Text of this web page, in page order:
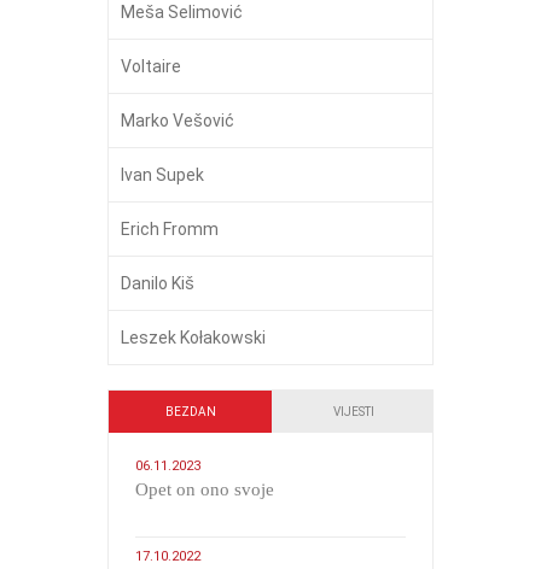
Meša Selimović
Voltaire
Marko Vešović
Ivan Supek
Erich Fromm
Danilo Kiš
Leszek Kołakowski
BEZDAN VIJESTI
06.11.2023
​Opet on ono svoje
17.10.2022